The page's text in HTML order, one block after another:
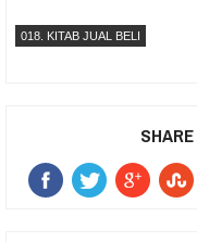
018. KITAB JUAL BELI